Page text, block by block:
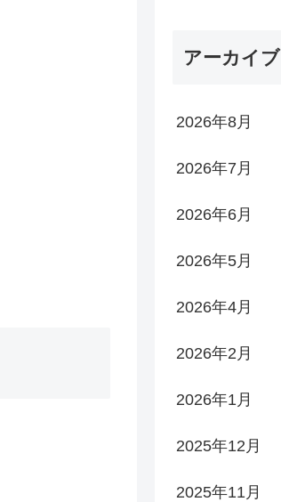
アーカイブ
2026年8月
2026年7月
2026年6月
2026年5月
2026年4月
2026年2月
2026年1月
2025年12月
2025年11月